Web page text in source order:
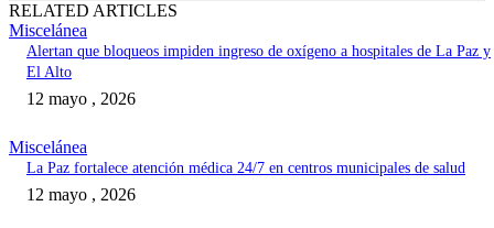
RELATED ARTICLES
Miscelánea
Alertan que bloqueos impiden ingreso de oxígeno a hospitales de La Paz y
El Alto
12 mayo , 2026
Miscelánea
La Paz fortalece atención médica 24/7 en centros municipales de salud
12 mayo , 2026